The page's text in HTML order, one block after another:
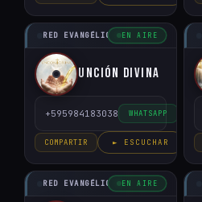
RED EVANGÉLICO DEL PARAGUAY
EN AIRE
Unción Divina
+595984183038 WHATSAPP
COMPARTIR ► ESCUCHAR
RED EVANGÉLICO DEL PARAGUAY
EN AIRE